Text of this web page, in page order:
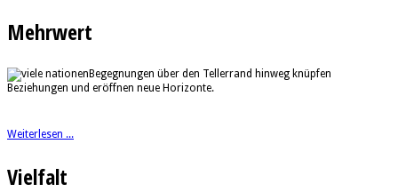
Mehrwert
Begegnungen über den Tellerrand hinweg knüpfen
Beziehungen und eröffnen neue Horizonte.
Weiterlesen ...
Vielfalt